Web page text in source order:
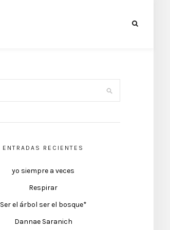
ENTRADAS RECIENTES
yo siempre a veces
Respirar
Ser el árbol ser el bosque*
Dannae Saranich